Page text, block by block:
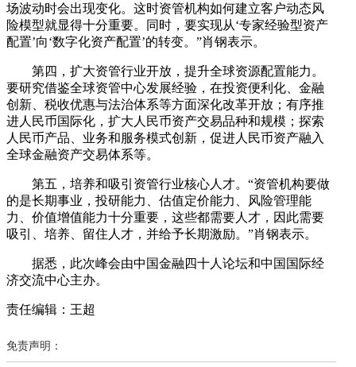
场波动时会出现变化。这时资管机构如何建立客户动态风
险模型就显得十分重要。同时，要实现从‘专家经验型资产
配置’向‘数字化资产配置’的转变。”肖钢表示。
第四，扩大资管行业开放，提升全球资源配置能力。
要研究借鉴全球资管中心发展经验，在投资便利化、金融
创新、税收优惠与法治体系等方面深化改革开放；有序推
进人民币国际化，扩大人民币资产交易品种和规模；探索
人民币产品、业务和服务模式创新，促进人民币资产融入
全球金融资产交易体系等。
第五，培养和吸引资管行业核心人才。“资管机构要做
的是长期事业，投研能力、估值定价能力、风险管理能
力、价值增值能力十分重要，这些都需要人才，因此需要
吸引、培养、留住人才，并给予长期激励。”肖钢表示。
据悉，此次峰会由中国金融四十人论坛和中国国际经
济交流中心主办。
责任编辑：王超
免责声明：